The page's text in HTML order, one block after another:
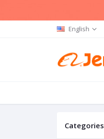
English
Categories